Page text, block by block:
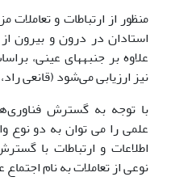
منظور از ارتباطات و تعاملات
استادان در درون و بیرون
علاوه بر جنبه­های عینی،
نیز ارزیابی می‌شود (قانعی راد، 14: 1385).
با توجه به گسترش
علمی را می توان به دو نوع
اطلاعات و ارتباطات با
نوعی از تعاملات به نام